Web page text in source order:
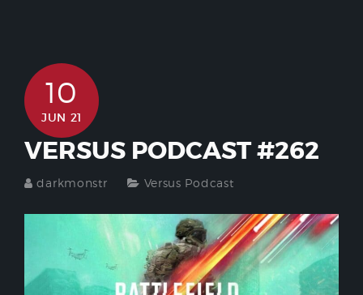
10
JUN 21
VERSUS PODCAST #262
darkmonstr Versus Podcast